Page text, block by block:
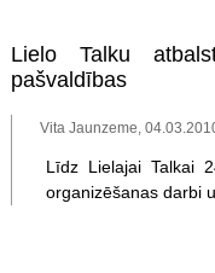
Lielo Talku
pašvaldības
Vita Jaunzeme,
Līdz Lielajai Talkai
organizēšanas darbi